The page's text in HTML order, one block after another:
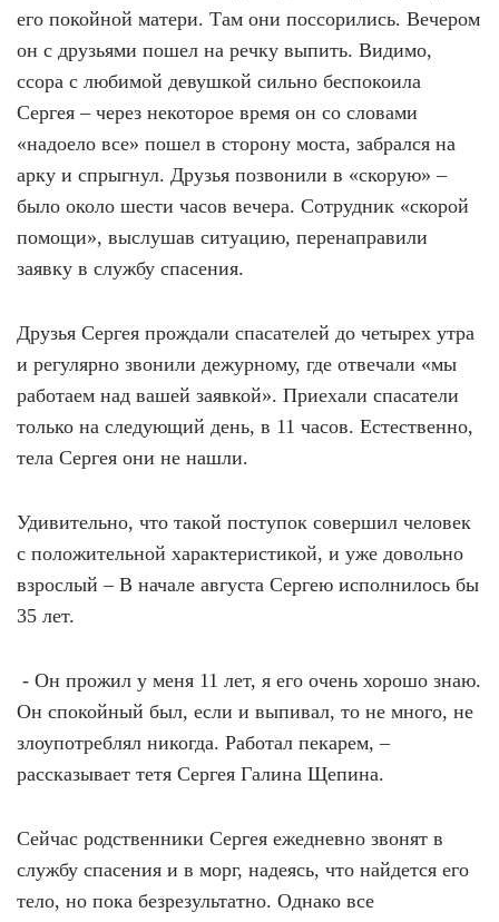
его покойной матери. Там они поссорились. Вечером
он с друзьями пошел на речку выпить. Видимо,
ссора с любимой девушкой сильно беспокоила
Сергея – через некоторое время он со словами
«надоело все» пошел в сторону моста, забрался на
арку и спрыгнул. Друзья позвонили в «скорую» –
было около шести часов вечера. Сотрудник «скорой
помощи», выслушав ситуацию, перенаправили
заявку в службу спасения.
Друзья Сергея прождали спасателей до четырех утра
и регулярно звонили дежурному, где отвечали «мы
работаем над вашей заявкой». Приехали спасатели
только на следующий день, в 11 часов. Естественно,
тела Сергея они не нашли.
Удивительно, что такой поступок совершил человек
с положительной характеристикой, и уже довольно
взрослый – В начале августа Сергею исполнилось бы
35 лет.
- Он прожил у меня 11 лет, я его очень хорошо знаю.
Он спокойный был, если и выпивал, то не много, не
злоупотреблял никогда. Работал пекарем, –
рассказывает тетя Сергея Галина Щепина.
Сейчас родственники Сергея ежедневно звонят в
службу спасения и в морг, надеясь, что найдется его
тело, но пока безрезультатно. Однако все